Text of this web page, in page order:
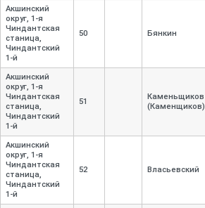
Акшинский
округ, 1-я
Чиндантская
станица,
Чиндантский
1-й
50 Бянкин
Акшинский
округ, 1-я
Чиндантская
станица,
Чиндантский
1-й
51
Каменьщиков
(Каменщиков)
Акшинский
округ, 1-я
Чиндантская
станица,
Чиндантский
1-й
52 Власьевский